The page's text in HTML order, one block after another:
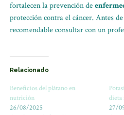
fortalecen la prevención de
protección contra el cáncer. Antes
recomendable consultar con un
Relacionado
Beneficios del plátano en
nutrición
26/08/2025
dieta
27/